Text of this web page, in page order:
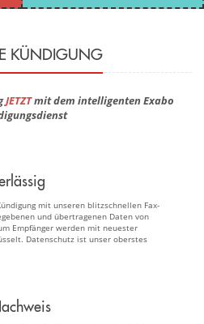
KÜNDIGUNG
JETZTmit dem intelligenten Exabo
mit unseren blitzschnellen Fax-
und übertragenen Daten von
Empfänger werden mit neuester
Datenschutz ist unser oberstes